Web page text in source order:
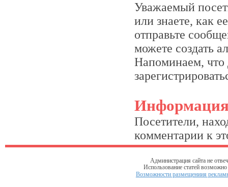
Уважаемый
или знаете, как
отправьте
можете создать
Напоминаем, что
Посетители,
комментарии к
Администрация сайта не
Использование статей
Возможности размещениия